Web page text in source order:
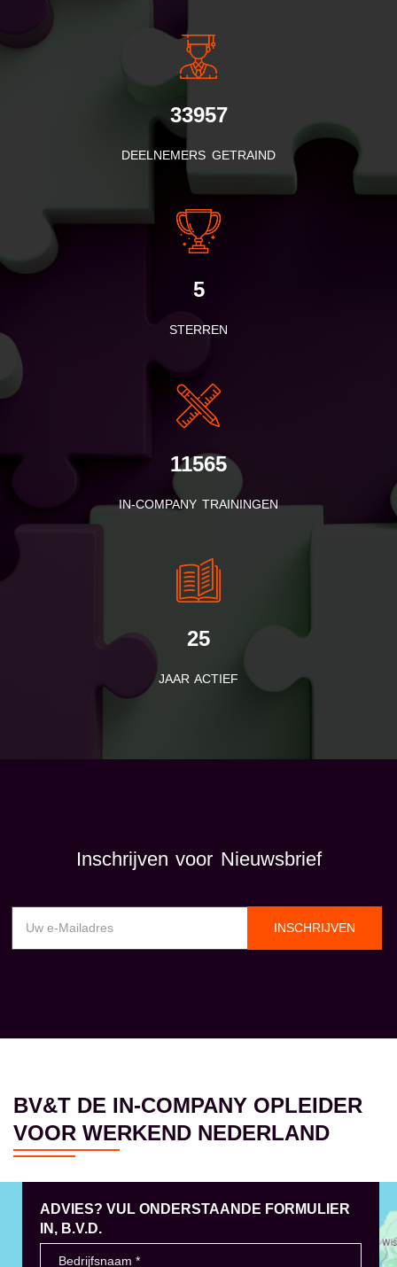
33957
DEELNEMERS GETRAIND
5
STERREN
11565
IN-COMPANY TRAININGEN
25
JAAR ACTIEF
Inschrijven voor Nieuwsbrief
INSCHRIJVEN
BV&T DE IN-COMPANY OPLEIDER
VOOR WERKEND NEDERLAND
ADVIES? VUL ONDERSTAANDE FORMULIER
IN, B.V.D.